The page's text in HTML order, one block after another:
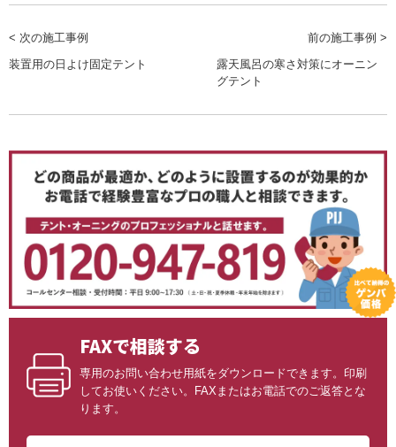
< 次の施工事例
装置用の日よけ固定テント
前の施工事例 >
露天風呂の寒さ対策にオーニン
グテント
FAXで相談する
専用のお問い合わせ用紙をダウンロードできます。印刷
してお使いください。FAXまたはお電話でのご返答とな
ります。